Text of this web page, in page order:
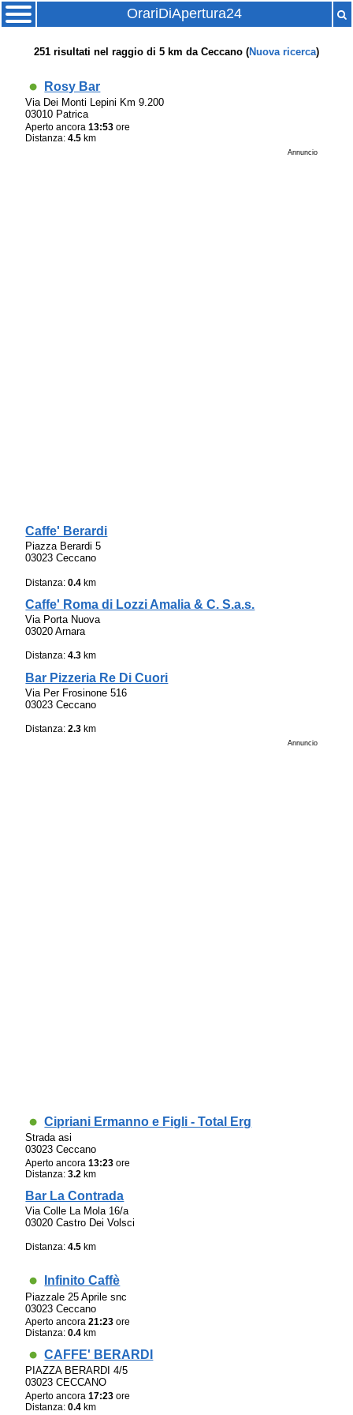
OrariDiApertura24
251 risultati nel raggio di 5 km da Ceccano (Nuova ricerca)
Rosy Bar
Via Dei Monti Lepini Km 9.200
03010 Patrica
Aperto ancora13:53 ore
Distanza:4.5 km
Annuncio
Caffe' Berardi
Piazza Berardi 5
03023 Ceccano
Distanza:0.4 km
Caffe' Roma di Lozzi Amalia & C. S.a.s.
Via Porta Nuova
03020 Arnara
Distanza:4.3 km
Bar Pizzeria Re Di Cuori
Via Per Frosinone 516
03023 Ceccano
Distanza:2.3 km
Annuncio
Cipriani Ermanno e Figli - Total Erg
Strada asi
03023 Ceccano
Aperto ancora13:23 ore
Distanza:3.2 km
Bar La Contrada
Via Colle La Mola 16/a
03020 Castro Dei Volsci
Distanza:4.5 km
Infinito Caffè
Piazzale 25 Aprile snc
03023 Ceccano
Aperto ancora21:23 ore
Distanza:0.4 km
CAFFE' BERARDI
PIAZZA BERARDI 4/5
03023 CECCANO
Aperto ancora17:23 ore
Distanza:0.4 km